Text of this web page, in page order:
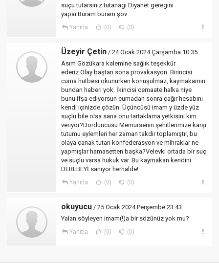
suçu tutarsınız tutanagı Dıyanet geregını
yapar.Buram buram şov
Yanıtla (0) (0)
Üzeyir Çetin / 24 Ocak 2024 Çarşamba 10:35
Asım Gözükara kalemine sağlık teşekkür
ederiz.Olay baştan sona provakasyon. Birincisi
cuma hutbesi okunurken konuşulmaz, kaymakamın
bundan haberi yok. İkincisi cemaate halka niye
bunu ifşa ediyorsun cumadan sonra çağır hesabını
kendi içinizde çözün. Üçüncüsü imam y üzde yüz
suçlu bile olsa sana onu tartaklama yetkisini kim
veriyor?Dördüncüsü Memursenin şehitlerimize karşı
tutumu eylemleri her zaman takdir toplamıştır, bu
olaya çanak tutan konfederasyon ve mihraklar ne
yapmışlar hamasetten başka?Velevki ortada bir suç
ve suçlu varsa hukuk var. Bu kaymakan kendini
DEREBEYİ sanıyor herhalde!
Yanıtla (0) (0)
okuyucu / 25 Ocak 2024 Perşembe 23:43
Yalan söyleyen imam(!)a bir sözünüz yok mu?
Yanıtla (0) (0)